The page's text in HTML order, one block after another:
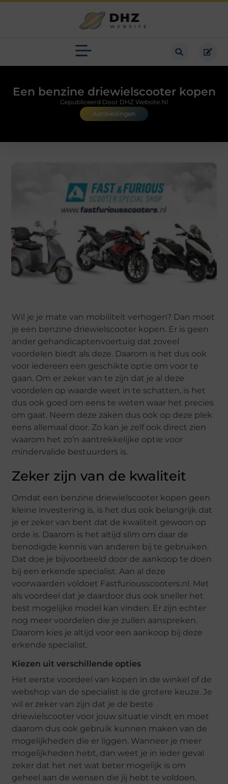
Een benzine driewielscooter kopen
Aanbiedingen
Gepubliceerd Door DHZ Website.nl
Wil je je mate van mobiliteit verhogen? Dan moet
je een benzine driewielscooter kopen. Er is geen
ander gehandicaptenvoertuig dat zoveel
voordelen biedt als deze. Daarom is het dus ook
voor iedereen een geschikte optie om voor te
gaan. Om er zeker van te zijn dat je al deze
voordelen op waarde weet in te schatten, is het
dus ook goed om eens te weten waar het precies
om gaat. Neem deze zaken dus ook op deze plek
eens allemaal door. Zo kan je zelf ook direct zien
waarom het zo’n aantrekkelijke optie voor
mindervalide bestuurders is.
Zeker zijn van de kwaliteit
Omdat een benzine driewielscooter kopen geen
kleine investering is, is het dus ook belangrijk dat
je er zeker van bent dat de kwaliteit gewoon op
orde is. Daarom is het altijd slim om daar de
benodigde kennis van anderen bij te gebruiken.
Dat doe je bijvoorbeeld door de aankoop te doen
bij een erkende specialist. Aan al deze
voorwaarden voldoet Fastfuriousscooters.nl. Met
als voordeel dat je daardoor dus ook sneller het
best mogelijke model kan vinden. Er zijn echter
nog meer voordelen die je zullen aanspreken.
Daarom kies je altijd voor een aankoop bij deze
erkende specialist.
Kiezen uit verschillende opties
Het eerste voordeel van kopen in de winkel of de
webshop van de specialist is de grotere keuze. Je
wil er zeker van zijn dat je de beste
driewielscooter voor jouw situatie vindt en moet
daarom dus ook gebruik kunnen maken van de
mogelijkheden die er liggen. Wanneer je meer
mogelijkheden hebt, dan weet je in ieder geval
zeker dat het net wat beter mogelijk is om
geheel aan de wensen die jij hebt te voldoen.